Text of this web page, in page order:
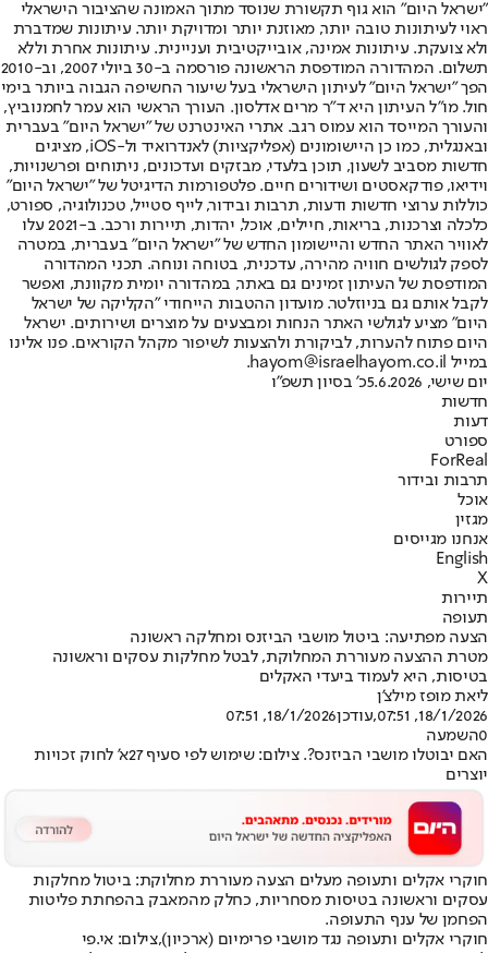
"ישראל היום" הוא גוף תקשורת שנוסד מתוך האמונה שהציבור הישראלי
ראוי לעיתונות טובה יותר, מאוזנת יותר ומדויקת יותר. עיתונות שמדברת
ולא צועקת. עיתונות אמינה, אובייקטיבית ועניינית. עיתונות אחרת וללא
תשלום. המהדורה המודפסת הראשונה פורסמה ב-30 ביולי 2007, וב-2010
הפך "ישראל היום" לעיתון הישראלי בעל שיעור החשיפה הגבוה ביותר בימי
חול. מו"ל העיתון היא ד"ר מרים אדלסון. העורך הראשי הוא עמר לחמנוביץ,
והעורך המייסד הוא עמוס רגב. אתרי האינטרנט של "ישראל היום" בעברית
ובאנגלית, כמו כן היישומונים (אפליקציות) לאנדרואיד ול-iOS, מציגים
חדשות מסביב לשעון, תוכן בלעדי, מבזקים ועדכונים, ניתוחים ופרשנויות,
וידיאו, פודקאסטים ושידורים חיים. פלטפורמות הדיגיטל של "ישראל היום"
כוללות ערוצי חדשות ודעות, תרבות ובידור, לייף סטייל, טכנולוגיה, ספורט,
כלכלה וצרכנות, בריאות, חיילים, אוכל, יהדות, תיירות ורכב. ב-2021 עלו
לאוויר האתר החדש והיישומון החדש של "ישראל היום" בעברית, במטרה
לספק לגולשים חוויה מהירה, עדכנית, בטוחה ונוחה. תכני המהדורה
המודפסת של העיתון זמינים גם באתר, במהדורה יומית מקוונת, ואפשר
לקבל אותם גם בניוזלטר. מועדון ההטבות הייחודי "הקליקה של ישראל
היום" מציע לגולשי האתר הנחות ומבצעים על מוצרים ושירותים. ישראל
היום פתוח להערות, לביקורת ולהצעות לשיפור מקהל הקוראים. פנו אלינו
במייל hayom@israelhayom.co.il.
יום שישי, 5.6.2026
כ' בסיון תשפ"ו
חדשות
דעות
ספורט
ForReal
תרבות ובידור
אוכל
מגזין
אנחנו מגייסים
English
X
תיירות
תעופה
הצעה מפתיעה: ביטול מושבי הביזנס ומחלקה ראשונה
מטרת ההצעה מעוררת המחלוקת, לבטל מחלקות עסקים וראשונה
בטיסות, היא לעמוד ביעדי האקלים
ליאת מופז מילצ'ן
18/1/2026, 07:51
,עודכן18/1/2026, 07:51
0השמעה
האם יבוטלו מושבי הביזנס?. צילום: שימוש לפי סעיף 27א' לחוק זכויות
יוצרים
חוקרי אקלים ותעופה מעלים הצעה מעוררת מחלוקת: ביטול מחלקות
עסקים וראשונה בטיסות מסחריות, כחלק מהמאבק בהפחתת פליטות
הפחמן של ענף התעופה.
חוקרי אקלים ותעופה נגד מושבי פרימיום (ארכיון),צילום: אי.פי